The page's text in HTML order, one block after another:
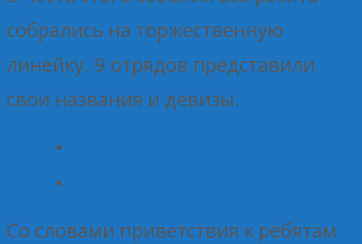
собрались на торжественную
линейку. 9 отрядов представили
свои названия и девизы.
Со словами приветствия к ребятам